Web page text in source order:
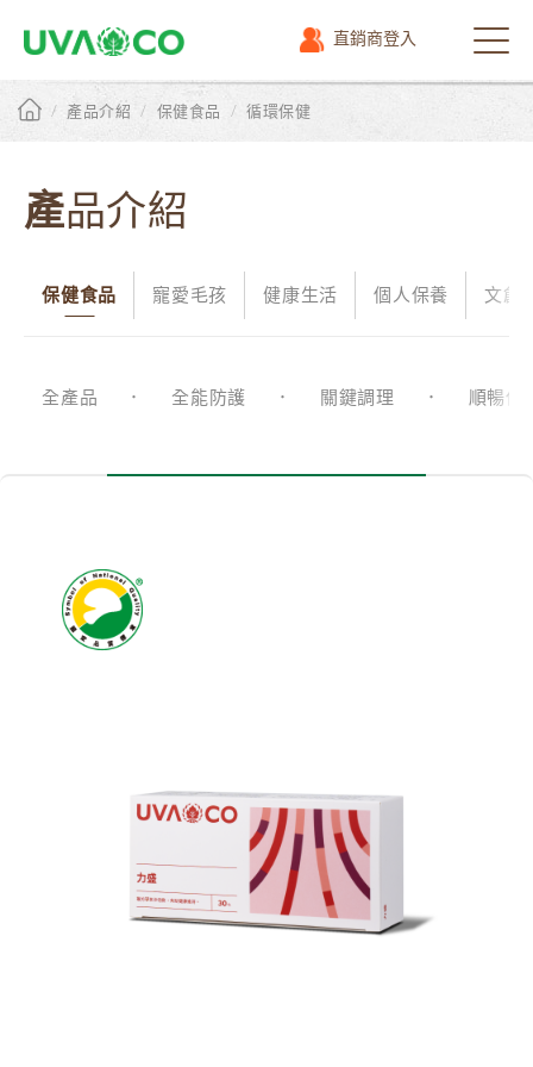
直銷商登入
選
單
/ 產品介紹 / 保健食品 / 循環保健
產品介紹
保健食品 寵愛毛孩 健康生活 個人保養 文創
全產品 全能防護 關鍵調理 順暢保